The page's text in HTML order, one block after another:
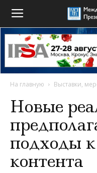
На главную Выставки,
Новые
подходы
контента